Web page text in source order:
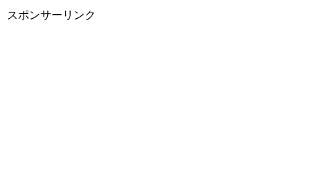
スポンサーリンク